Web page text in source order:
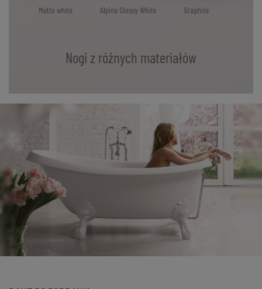
Nogi z różnych materiałów